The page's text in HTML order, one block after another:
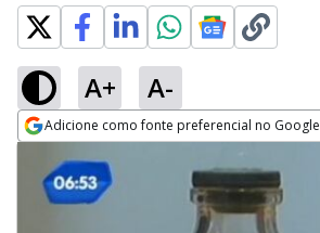
A+ A-
Adicione como fonte preferencial no Google
Opens in new window